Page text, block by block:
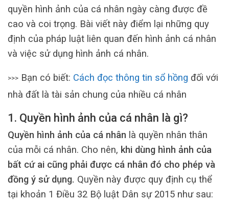
quyền hình ảnh của cá nhân ngày càng được đề
cao và coi trọng. Bài viết này điểm lại những quy
định của pháp luật liên quan đến hình ảnh cá nhân
và việc sử dụng hình ảnh cá nhân.
>>> Bạn có biết: Cách đọc thông tin sổ hồng đối với
nhà đất là tài sản chung của nhiều cá nhân
1. Quyền hình ảnh của cá nhân là gì?
Quyền hình ảnh của cá nhân là quyền nhân thân
của mỗi cá nhân. Cho nên, khi dùng hình ảnh của
bất cứ ai cũng phải được cá nhân đó cho phép và
đồng ý sử dụng. Quyền này được quy định cụ thể
tại khoản 1 Điều 32 Bộ luật Dân sự 2015 như sau: